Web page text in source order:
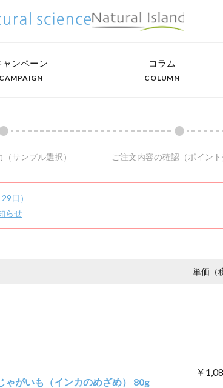
ャンペーン
CAMPAIGN
コラム
COLUMN
（サンプル選択） ご注文内容の確認 （ポイント
日）
らせ
単価（
がいも（インカのめざめ） 80g
￥